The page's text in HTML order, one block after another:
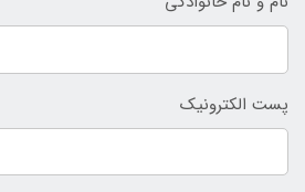
پست الکترونیک